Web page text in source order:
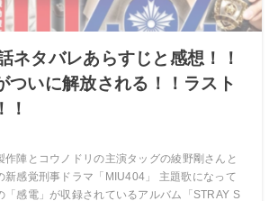
ネタバレあらすじと感想！！
ついに解放される！！ラスト
！
作陣とコウノドリの主演タッグの綾野剛さんと
新感覚刑事ドラマ「MIU404」 主題歌になって
「感電」が収録されているアルバム「STRAY S